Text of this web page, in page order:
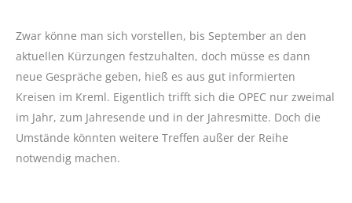
Zwar könne man sich vorstellen, bis September an den
aktuellen Kürzungen festzuhalten, doch müsse es dann
neue Gespräche geben, hieß es aus gut informierten
Kreisen im Kreml. Eigentlich trifft sich die OPEC nur zweimal
im Jahr, zum Jahresende und in der Jahresmitte. Doch die
Umstände könnten weitere Treffen außer der Reihe
notwendig machen.